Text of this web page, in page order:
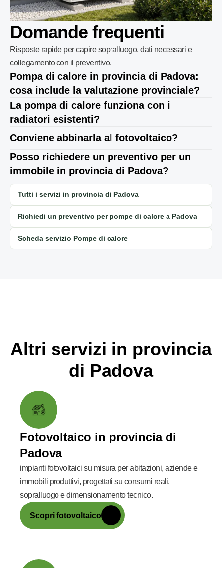
Domande frequenti
Risposte rapide per capire sopralluogo, dati necessari e
collegamento con il preventivo.
Pompa di calore in provincia di Padova:
cosa include la valutazione provinciale?
La pompa di calore funziona con i
radiatori esistenti?
Conviene abbinarla al fotovoltaico?
Posso richiedere un preventivo per un
immobile in provincia di Padova?
Tutti i servizi in provincia di Padova
Richiedi un preventivo per pompe di calore a Padova
Scheda servizio Pompe di calore
Altri servizi in provincia
di Padova
Fotovoltaico in provincia di
Padova
impianti fotovoltaici su misura per abitazioni, aziende e
immobili produttivi, progettati su consumi reali,
sopralluogo e dimensionamento tecnico.
Scopri fotovoltaico